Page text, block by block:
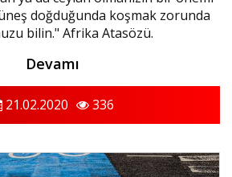
doğduğunda koşmak zorunda
bilin." Afrika Atasözü.
Devamı
21.02.2020 336